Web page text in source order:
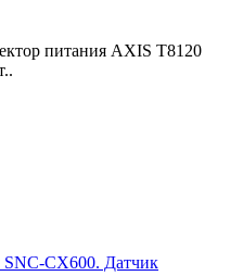
питания AXIS T8120
SNC-CX600. Датчик